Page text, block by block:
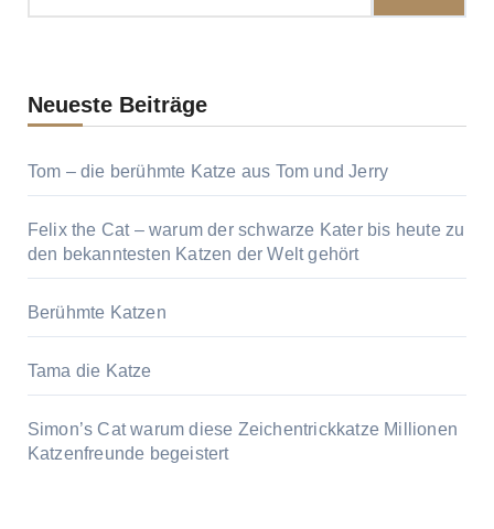
Neueste Beiträge
Tom – die berühmte Katze aus Tom und Jerry
Felix the Cat – warum der schwarze Kater bis heute zu
den bekanntesten Katzen der Welt gehört
Berühmte Katzen
Tama die Katze
Simon’s Cat warum diese Zeichentrickkatze Millionen
Katzenfreunde begeistert